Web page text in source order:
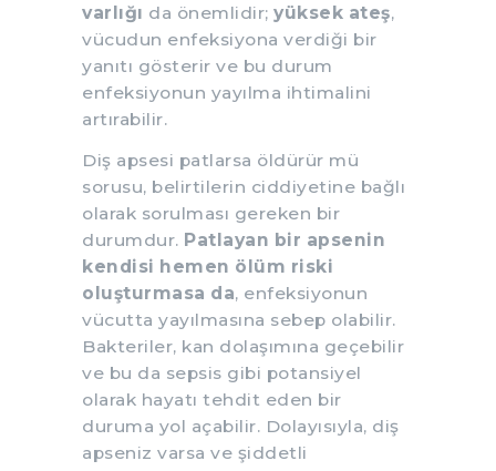
varlığı da önemlidir; yüksek ateş,
vücudun enfeksiyona verdiği bir
yanıtı gösterir ve bu durum
enfeksiyonun yayılma ihtimalini
artırabilir.
Diş apsesi patlarsa öldürür mü
sorusu, belirtilerin ciddiyetine bağlı
olarak sorulması gereken bir
durumdur. Patlayan bir apsenin
kendisi hemen ölüm riski
oluşturmasa da, enfeksiyonun
vücutta yayılmasına sebep olabilir.
Bakteriler, kan dolaşımına geçebilir
ve bu da sepsis gibi potansiyel
olarak hayatı tehdit eden bir
duruma yol açabilir. Dolayısıyla, diş
apseniz varsa ve şiddetli